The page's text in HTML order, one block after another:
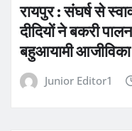
रायपुर : संघर्ष से
दीदियों ने बकरी
बहुआयामी आजीविका
Junior Editor1